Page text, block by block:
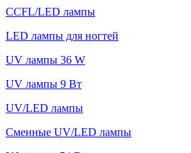
CCFL/LED лампы
LED лампы для ногтей
UV лампы 36 W
UV лампы 9 Вт
UV/LED лампы
Сменные UV/LED лампы